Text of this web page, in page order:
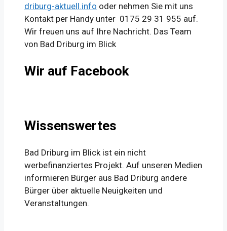
driburg-aktuell.info oder nehmen Sie mit uns
Kontakt per Handy unter 0175 29 31 955 auf.
Wir freuen uns auf Ihre Nachricht. Das Team
von Bad Driburg im Blick
Wir auf Facebook
Wissenswertes
Bad Driburg im Blick ist ein nicht
werbefinanziertes Projekt. Auf unseren Medien
informieren Bürger aus Bad Driburg andere
Bürger über aktuelle Neuigkeiten und
Veranstaltungen.